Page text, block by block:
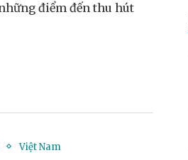
điểm đến thu hút
Việt Nam